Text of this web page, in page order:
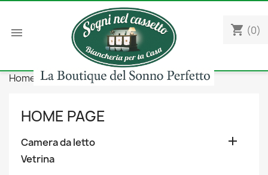
 shopping_cart (0)
Home Camera da letto Coprimaterassi
HOME PAGE
Camera da letto 
Vetrina